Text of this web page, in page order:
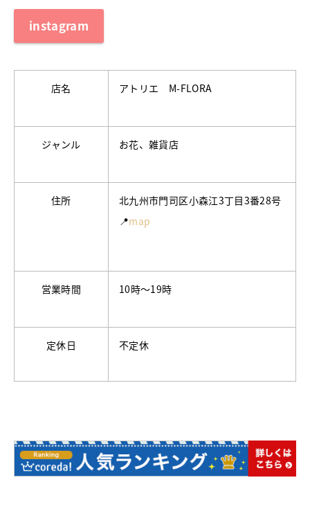
instagram
店名 アトリエ M-FLORA
ジャンル お花、雑貨店
住所
北九州市門司区小森江3丁目3番28号
📍map
営業時間 10時〜19時
定休日 不定休